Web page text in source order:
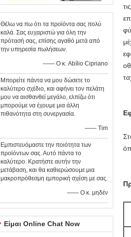
Θέλω να πω ότι τα προϊόντα σας πολύ
καλά. Σας ευχαριστώ για όλη την
πρότασή σας, επίσης αγαθό μετά από
την υπηρεσία πωλήσεων.
—— Ο κ. Abílio Cipriano
Μπορείτε πάντα να μου δώσετε το
καλύτερο σχέδιο, και αφήνει τον πελάτη
μου να αισθανθεί μεγάλο, ελπίζω ότι
μπορούμε να έχουμε μια άλλη
πιθανότητα στη συνεργασία.
—— Tim
Εμπιστευόμαστε την ποιότητα των
προϊόντων σας. Αυτό πάντα το
καλύτερο. Κρατήστε αυτήν την
μετάβαση, και θα καθιερώσουμε μια
μακροπρόθεσμη εμπορική σχέση με σας.
—— Ο κ. μηδέν
Είμαι Online Chat Now